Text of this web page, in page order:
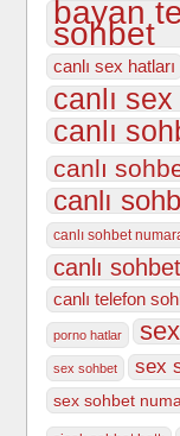
bayan
sohbet
canlı sex hatları
canlı
canlı
canlı
canlı
canlı sohbet
canlı
canlı telefon
porno hatlar
sex sohbet sex
sex sohbet